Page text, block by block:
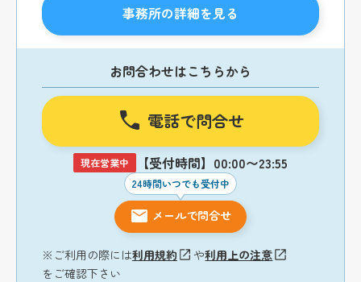
事務所の詳細を見る
お問合わせはこちらから
電話で問合せ
現在営業中 【受付時間】00:00〜23:55
24時間いつでも受付中
メールで問合せ
※ご利用の際には利用規約 や利用上の注意
をご確認下さい